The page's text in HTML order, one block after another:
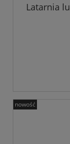
Latarnia
nowość